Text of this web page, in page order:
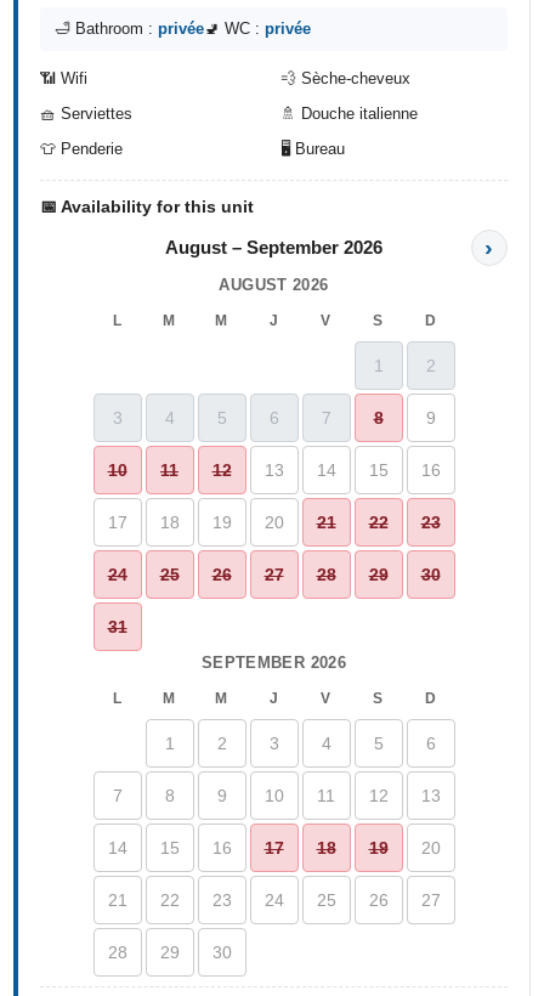
🛁 Bathroom :privée🚽 WC :privée
📶 Wifi
💨 Sèche-cheveux
🧺 Serviettes
🚿 Douche italienne
👕 Penderie
🖥️ Bureau
📅 Availability for this unit
August – September 2026 ›
AUGUST 2026
L M M J V S D
1 2
3 4 5 6 7 8 9
10 11 12 13 14 15 16
17 18 19 20 21 22 23
24 25 26 27 28 29 30
31
SEPTEMBER 2026
L M M J V S D
1 2 3 4 5 6
7 8 9 10 11 12 13
14 15 16 17 18 19 20
21 22 23 24 25 26 27
28 29 30